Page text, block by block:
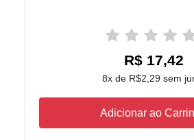
R$ 17,42
8x de R$2,29 sem
Adicionar ao